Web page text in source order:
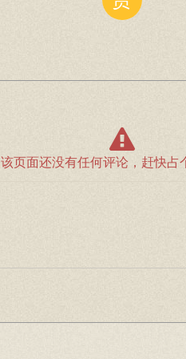
该页面还没有任何评论，赶快占